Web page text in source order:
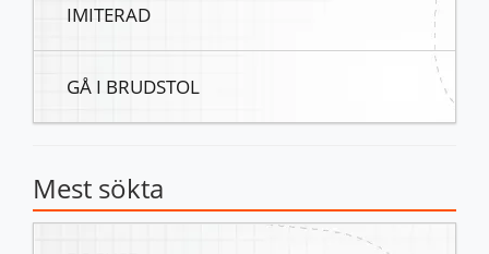
IMITERAD
GÅ I BRUDSTOL
Mest sökta